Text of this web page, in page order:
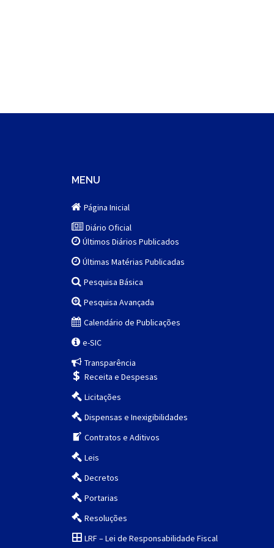
MENU
Página Inicial
Diário Oficial
Últimos Diários Publicados
Últimas Matérias Publicadas
Pesquisa Básica
Pesquisa Avançada
Calendário de Publicações
e-SIC
Transparência
Receita e Despesas
Licitações
Dispensas e Inexigibilidades
Contratos e Aditivos
Leis
Decretos
Portarias
Resoluções
LRF – Lei de Responsabilidade Fiscal